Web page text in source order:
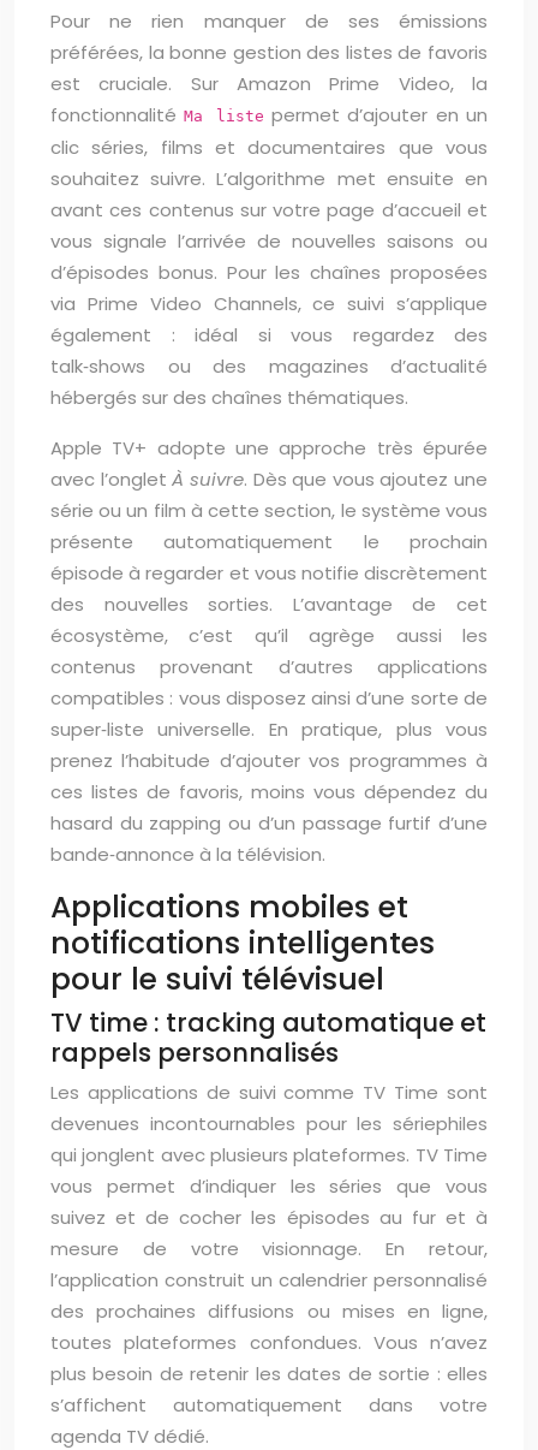
Pour ne rien manquer de ses émissions
préférées, la bonne gestion des listes de favoris
est cruciale. Sur Amazon Prime Video, la
fonctionnalitéMa liste permet d’ajouter en un
clic séries, films et documentaires que vous
souhaitez suivre. L’algorithme met ensuite en
avant ces contenus sur votre page d’accueil et
vous signale l’arrivée de nouvelles saisons ou
d’épisodes bonus. Pour les chaînes proposées
via Prime Video Channels, ce suivi s’applique
également : idéal si vous regardez des
talk‑shows ou des magazines d’actualité
hébergés sur des chaînes thématiques.
Apple TV+ adopte une approche très épurée
avec l’ongletÀ suivre. Dès que vous ajoutez une
série ou un film à cette section, le système vous
présente automatiquement le prochain
épisode à regarder et vous notifie discrètement
des nouvelles sorties. L’avantage de cet
écosystème, c’est qu’il agrège aussi les
contenus provenant d’autres applications
compatibles : vous disposez ainsi d’une sorte de
super‑liste universelle. En pratique, plus vous
prenez l’habitude d’ajouter vos programmes à
ces listes de favoris, moins vous dépendez du
hasard du zapping ou d’un passage furtif d’une
bande‑annonce à la télévision.
Applications mobiles et
notifications intelligentes
pour le suivi télévisuel
TV time : tracking automatique et
rappels personnalisés
Les applications de suivi comme TV Time sont
devenues incontournables pour les sériephiles
qui jonglent avec plusieurs plateformes. TV Time
vous permet d’indiquer les séries que vous
suivez et de cocher les épisodes au fur et à
mesure de votre visionnage. En retour,
l’application construit un calendrier personnalisé
des prochaines diffusions ou mises en ligne,
toutes plateformes confondues. Vous n’avez
plus besoin de retenir les dates de sortie : elles
s’affichent automatiquement dans votre
agenda TV dédié.